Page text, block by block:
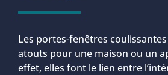
Les portes-fenêtres
atouts pour une maison ou un
effet, elles font le lien entre